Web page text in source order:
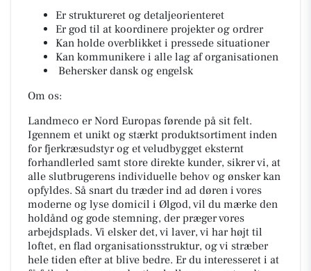
Er struktureret og detaljeorienteret
Er god til at koordinere projekter og ordrer
Kan holde overblikket i pressede situationer
Kan kommunikere i alle lag af organisationen
Behersker dansk og engelsk
Om os:
Landmeco er Nord Europas førende på sit felt.
Igennem et unikt og stærkt produktsortiment inden
for fjerkræsudstyr og et veludbygget eksternt
forhandlerled samt store direkte kunder, sikrer vi, at
alle slutbrugerens individuelle behov og ønsker kan
opfyldes. Så snart du træder ind ad døren i vores
moderne og lyse domicil i Ølgod, vil du mærke den
holdånd og gode stemning, der præger vores
arbejdsplads. Vi elsker det, vi laver, vi har højt til
loftet, en flad organisationsstruktur, og vi stræber
hele tiden efter at blive bedre. Er du interesseret i at